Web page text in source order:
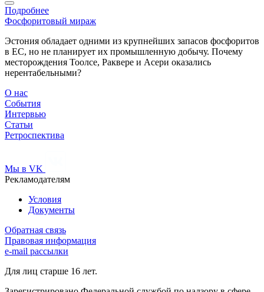
Подробнее
Фосфоритовый мираж
Эстония обладает одними из крупнейших запасов фосфоритов
в ЕС, но не планирует их промышленную добычу. Почему
месторождения Тоолсе, Раквере и Асери оказались
нерентабельными?
О нас
События
Интервью
Статьи
Ретроспектива
Мы в VK
Рекламодателям
Условия
Документы
Обратная связь
Правовая информация
e-mail рассылки
Для лиц старше 16 лет.